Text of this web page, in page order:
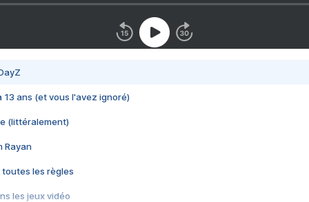
13 ans (et vous l'avez ignoré)
(littéralement)
Rayan
toutes les règles
les jeux vidéo